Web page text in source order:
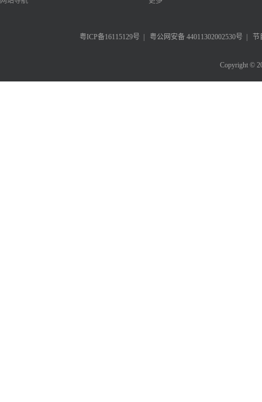
粤ICP备16115129号 粤公网安备 44011302002530号 节
Copyright ©